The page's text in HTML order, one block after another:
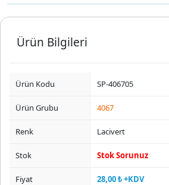
Ürün Bilgileri
Ürün Kodu SP-406705
Ürün Grubu 4067
Renk Lacivert
Stok Stok Sorunuz
Fiyat 28,00 ₺ +KDV